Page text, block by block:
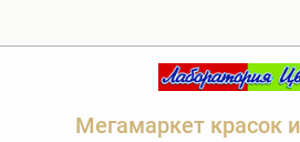
Мегамаркет красок